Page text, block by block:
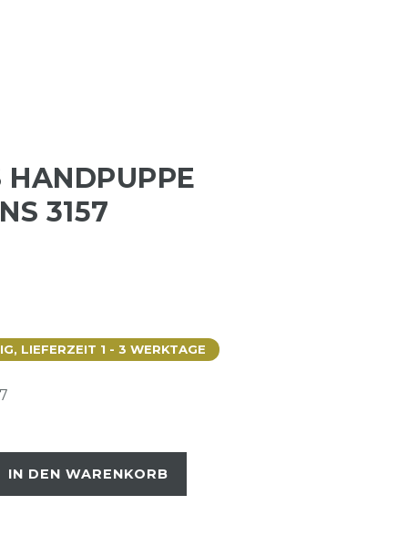
3157
LIEFERZEIT 1 - 3 WERKTAGE
IN DEN WARENKORB